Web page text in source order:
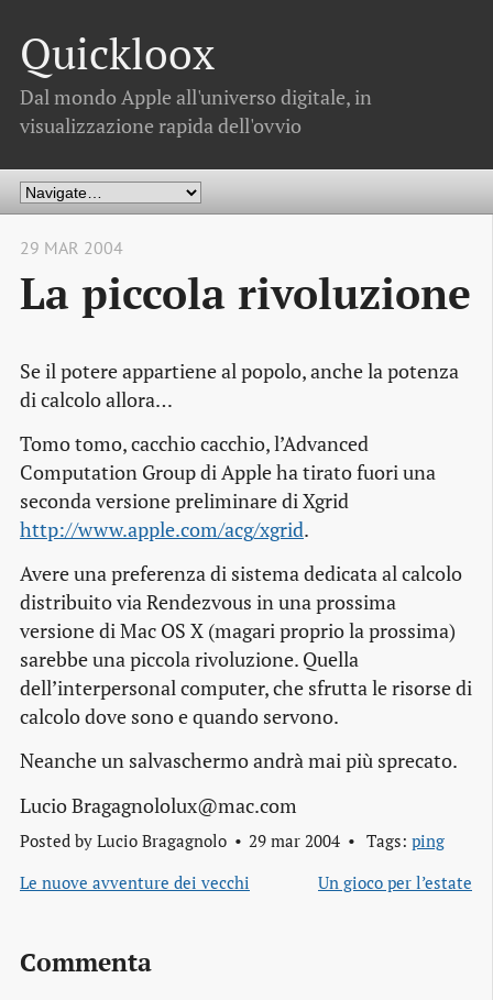
Quickloox
Dal mondo Apple all'universo digitale, in
visualizzazione rapida dell'ovvio
29 MAR 2004
La piccola rivoluzione
Se il potere appartiene al popolo, anche la potenza
di calcolo allora…
Tomo tomo, cacchio cacchio, l’Advanced
Computation Group di Apple ha tirato fuori una
seconda versione preliminare diXgrid
http://www.apple.com/acg/xgrid.
Avere una preferenza di sistema dedicata al calcolo
distribuito via Rendezvous in una prossima
versione di Mac OS X (magari proprio la prossima)
sarebbe una piccola rivoluzione. Quella
dell’interpersonal computer, che sfrutta le risorse di
calcolo dove sono e quando servono.
Neanche un salvaschermo andrà mai più sprecato.
Lucio Bragagnololux@mac.com
Posted by Lucio Bragagnolo 29 mar 2004 Tags: ping
Le nuove avventure dei vecchi
Un gioco per l’estate
Commenta